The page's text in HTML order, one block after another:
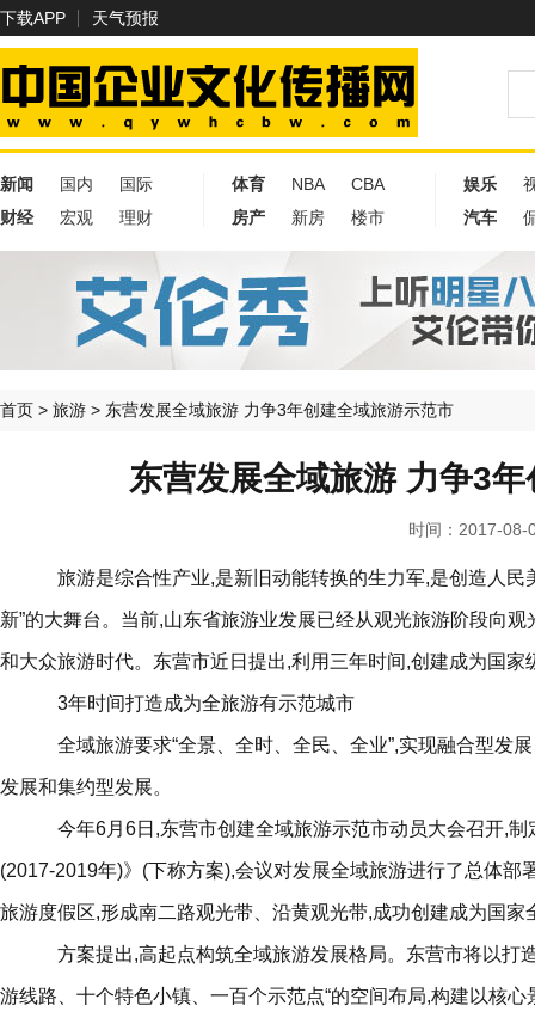
下载APP 天气预报
新闻 国内
国际
财经
宏观 理财
体育 NBA
CBA
房产
新房 楼市
娱乐
汽车
首页 > 旅游 > 东营发展全域旅游 力争3年创建全域旅游示范市
东营发展全域旅游 力争3
时间：2017-08-
旅游是综合性产业,是新旧动能转换的生力军,是创造人民
新”的大舞台。当前,山东省旅游业发展已经从观光旅游阶段向
和大众旅游时代。东营市近日提出,利用三年时间,创建成为国家
3年时间打造成为全旅游有示范城市
全域旅游要求“全景、全时、全民、全业”,实现融合型发
发展和集约型发展。
今年6月6日,东营市创建全域旅游示范市动员大会召开,
(2017-2019年)》(下称方案),会议对发展全域旅游进行了总体
旅游度假区,形成南二路观光带、沿黄观光带,成功创建成为国家
方案提出,高起点构筑全域旅游发展格局。东营市将以打
游线路、十个特色小镇、一百个示范点“的空间布局,构建以核